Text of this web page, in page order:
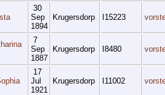
30
Sep
1894
Krugersdorp I15223
7
Sep
1887
Krugersdorp I8480
17
Jul
1921
Krugersdorp I11002